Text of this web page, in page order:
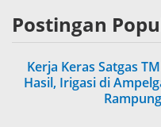
Postingan
Kerja Keras Satgas
Hasil, Irigasi di
Rampung